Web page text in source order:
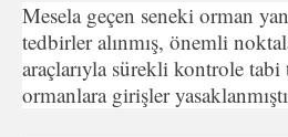
Mesela geçen seneki orman
tedbirler alınmış, önemli
araçlarıyla sürekli kontrole
ormanlara girişler